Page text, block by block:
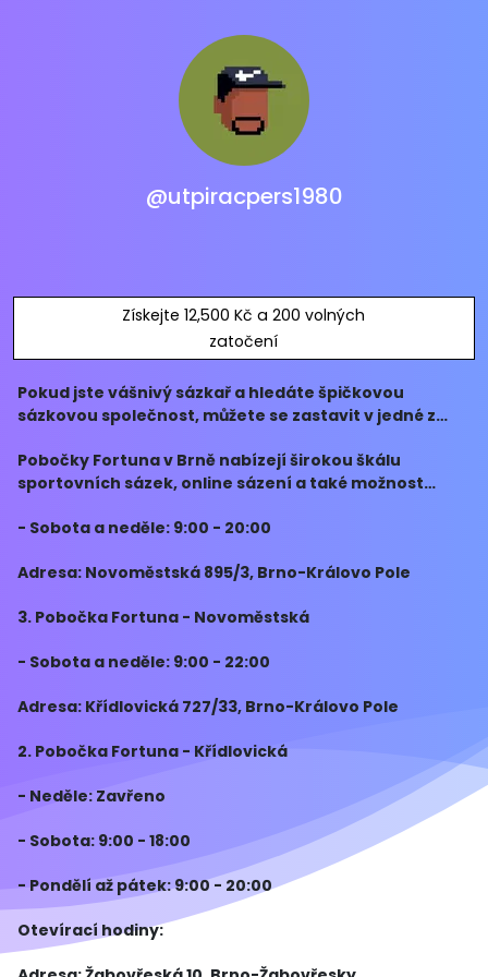
@utpiracpers1980
Získejte 12,500 Kč a 200 volných
zatočení
Pokud jste vášnivý sázkař a hledáte špičkovou
sázkovou společnost, můžete se zastavit v jedné z
služeb.
Pobočky Fortuna v Brně nabízejí širokou škálu
sportovních sázek, online sázení a také možnost
Profesionální personál bude rád odpovědět na vaše
- Sobota a neděle: 9:00 - 20:00
Adresa: Novoměstská 895/3, Brno-Královo Pole
3. Pobočka Fortuna - Novoměstská
- Sobota a neděle: 9:00 - 22:00
Adresa: Křídlovická 727/33, Brno-Královo Pole
2. Pobočka Fortuna - Křídlovická
- Neděle: Zavřeno
- Sobota: 9:00 - 18:00
- Pondělí až pátek: 9:00 - 20:00
Otevírací hodiny: